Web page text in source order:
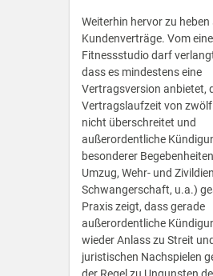
Weiterhin hervor zu heben
Kundenverträge. Vom
Fitnessstudio darf
dass es mindestens eine
Vertragsversion anbietet,
Vertragslaufzeit von
nicht überschreitet und
außerordentliche
besonderer
Umzug, Wehr- und
Schwangerschaft, u.a.)
Praxis zeigt, dass gerade
außerordentliche
wieder Anlass zu Streit und
juristischen Nachspielen